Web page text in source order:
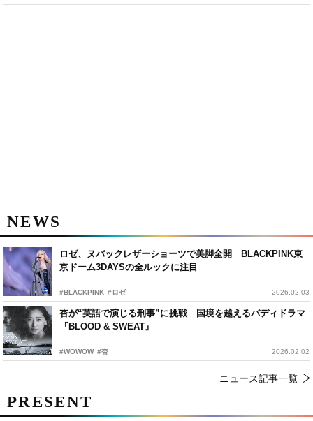
NEWS
ロゼ、ヌバックレザーショーツで美脚全開 BLACKPINK東
京ドーム3DAYSの全ルックに注目
#BLACKPINK #ロゼ 2026.02.03
杏が“英語で演じる刑事”に挑戦 国境を越えるバディドラマ
『BLOOD & SWEAT』
#WOWOW #杏 2026.02.02
ニュース記事一覧
PRESENT